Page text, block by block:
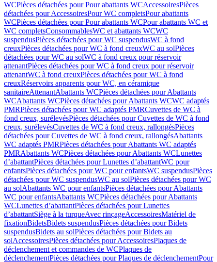
WCPièces détachées pour Pour abattants WCAccessoiresPièces
détachées pour AccessoiresPour WC completsPour abattants
WCPièces détachées pour Pour abattants WCPour abattants WC et
WC completsConsommablesWC et abattants WCWC
suspendusPièces détachées pour WC suspendusWC à fond
creuxPièces détachées pour WC à fond creuxWC au solPièces
détachées pour WC au solWC à fond creux pour réservoir
attenantPièces détachées pour WC à fond creux pour réservoir
attenantWC à fond creuxPièces détachées pour WC à fond
creuxRéservoirs apparents pour WC, en céramique
sanitaireAttenantAbattants WCPièces détachées pour Abattants
WCAbattants WCPièces détachées pour Abattants WCWC adaptés
PMRPièces détachées pour WC adaptés PMRCuvettes de WC à
fond creux, surélevésPièces détachées pour Cuvettes de WC à fond
creux, surélevésCuvettes de WC à fond creux, rallongésPièces
détachées pour Cuvettes de WC à fond creux, rallongésAbattants
WC adaptés PMRPièces détachées pour Abattants WC adaptés
PMRAbattants WCPièces détachées pour Abattants WCLunettes
d’abattantPièces détachées pour Lunettes d’abattantWC pour
enfantsPièces détachées pour WC pour enfantsWC suspendusPièces
détachées pour WC suspendusWC au solPièces détachées pour WC
au solAbattants WC pour enfantsPièces détachées pour Abattants
WC pour enfantsAbattants WCPièces détachées pour Abattants
WCLunettes d’abattantPièces détachées pour Lunettes
d’abattantSiège à la turqueAvec rinçageAccessoiresMatériel de
fixationBidetsBidets suspendusPièces détachées pour Bidets
suspendusBidets au solPièces détachées pour Bidets au
solAccessoiresPièces détachées pour AccessoiresPlaques de
déclenchement et commandes de WCPlaques de
déclenchementPièces détachées pour Plaques de déclenchementPour